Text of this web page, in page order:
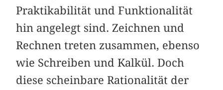
Praktikabilität und Funktionalität
hin angelegt sind. Zeichnen und
Rechnen treten zusammen, ebenso
wie Schreiben und Kalkül. Doch
diese scheinbare Rationalität der